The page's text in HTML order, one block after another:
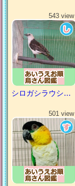
543 view
シロガシラウシハタオリ
501 view